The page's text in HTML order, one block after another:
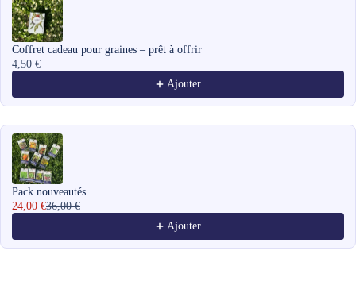
Coffret cadeau pour graines – prêt à offrir
4,50 €
Ajouter
Pack nouveautés
24,00 €36,00 €
Ajouter